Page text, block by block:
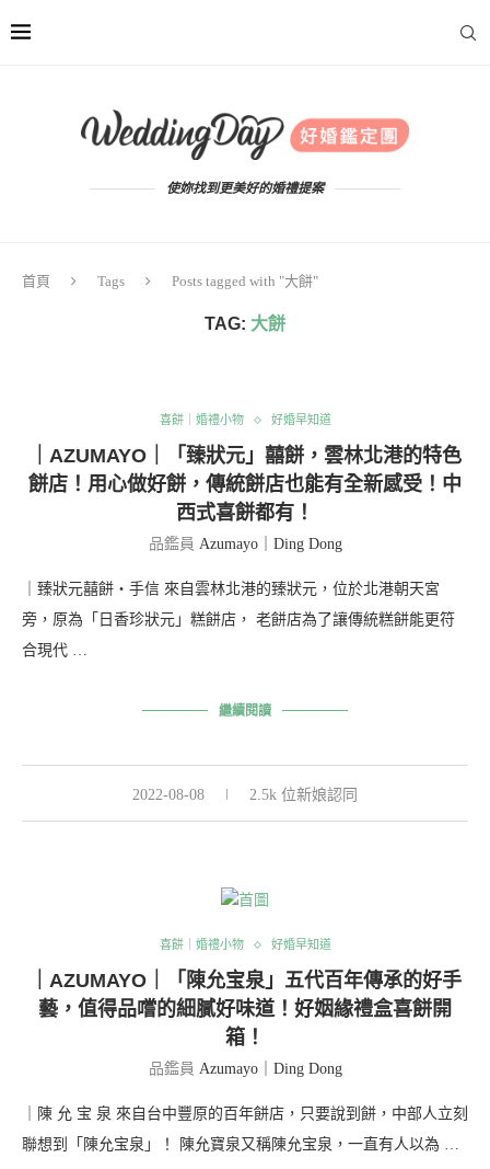
使妳找到更美好的婚禮提案
首頁 Tags Posts tagged with "大餅"
TAG: 大餅
喜餅｜婚禮小物 好婚早知道
｜AZUMAYO｜「臻狀元」囍餅，雲林北港的特色
餅店！用心做好餅，傳統餅店也能有全新感受！中
西式喜餅都有！
品鑑員 Azumayo｜Ding Dong
｜臻狀元囍餅・手信 來自雲林北港的臻狀元，位於北港朝天宮
旁，原為「日香珍狀元」糕餅店， 老餅店為了讓傳統糕餅能更符
合現代 …
繼續閱讀
2022-08-08 2.5k 位新娘認同
喜餅｜婚禮小物 好婚早知道
｜AZUMAYO｜「陳允宝泉」五代百年傳承的好手
藝，值得品嚐的細膩好味道！好姻緣禮盒喜餅開
箱！
品鑑員 Azumayo｜Ding Dong
｜陳 允 宝 泉 來自台中豐原的百年餅店，只要說到餅，中部人立刻
聯想到「陳允宝泉」！ 陳允寶泉又稱陳允宝泉，一直有人以為 …